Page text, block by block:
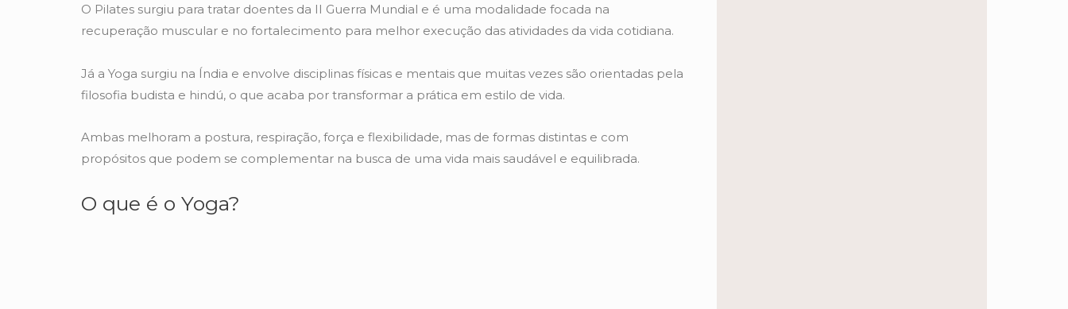
O Pilates surgiu para tratar doentes da II Guerra Mundial e é uma modalidade focada na
recuperação muscular e no fortalecimento para melhor execução das atividades da vida cotidiana.
Já a Yoga surgiu na Índia e envolve disciplinas físicas e mentais que muitas vezes são orientadas pela
filosofia budista e hindú, o que acaba por transformar a prática em estilo de vida.
Ambas melhoram a postura, respiração, força e flexibilidade, mas de formas distintas e com
propósitos que podem se complementar na busca de uma vida mais saudável e equilibrada.
O que é o Yoga?